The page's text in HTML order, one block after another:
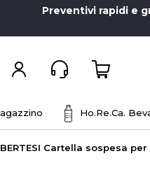
Preventivi rapidi e
Ho.Re.Ca.
BERTESI Cartella sospesa